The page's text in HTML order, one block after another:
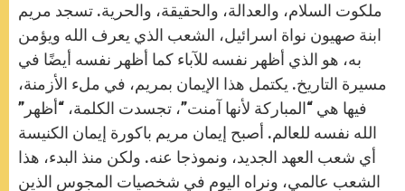
ملكوت السلام، والعدالة، والحقيقة، والحرية. تسجد مريم
ابنة صهيون نواة اسرائيل، الشعب الذي يعرف الله ويؤمن
به، هو الذي أظهر نفسه للآباء كما أظهر نفسه أيضًا في
مسيرة التاريخ. يكتمل هذا الإيمان بمريم، في ملء الأزمنة،
فيها هي “المباركة لأنها آمنت”، تجسدت الكلمة، “أظهر”
الله نفسه للعالم. أصبح إيمان مريم باكورة إيمان الكنيسة
أي شعب العهد الجديد، ونموذجا عنه. ولكن منذ البدء، هذا
الشعب عالمي، ونراه اليوم في شخصيات المجوس الذين